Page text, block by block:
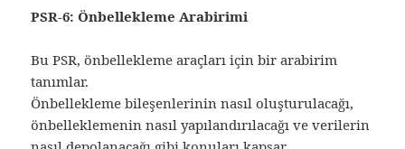
PSR-6: Önbellekleme Arabirimi
Bu PSR, önbellekleme araçları için bir arabirim
tanımlar.
Önbellekleme bileşenlerinin nasıl oluşturulacağı,
önbelleklemenin nasıl yapılandırılacağı ve verilerin